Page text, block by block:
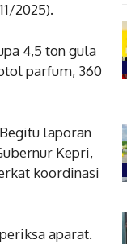
2025).
4,5 ton gula
parfum, 360
laporan
Kepri,
koordinasi
aparat.